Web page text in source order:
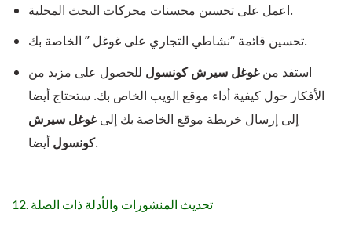
اعمل على تحسين محسنات محركات البحث المحلية.
تحسين قائمة “نشاطي التجاري على غوغل ” الخاصة بك.
استفد منغوغل سيرش كونسول للحصول على مزيد من
الأفكار حول كيفية أداء موقع الويب الخاص بك. ستحتاج أيضا
إلى إرسال خريطة موقع الخاصة بك إلىغوغل سيرش
كونسولأيضا.
12. تحديث المنشورات والأدلة ذات الصلة